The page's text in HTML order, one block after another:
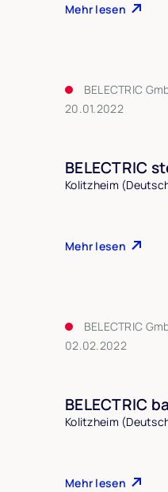
Mehr lesen
BELECTRIC
20.01.2022
BELECTRIC
Kolitzheim
Mehr lesen
BELECTRIC
02.02.2022
BELECTRIC
Kolitzheim
Mehr lesen